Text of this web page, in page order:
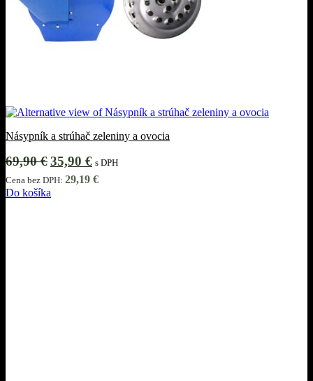
Násypník a strúhač zeleniny a ovocia
69,90€ Pôvodná
cena
bola:
69,90 €.
35,90 €Aktuálna
je:
s DPH
Cena bez DPH: 29,19 €
Do košíka